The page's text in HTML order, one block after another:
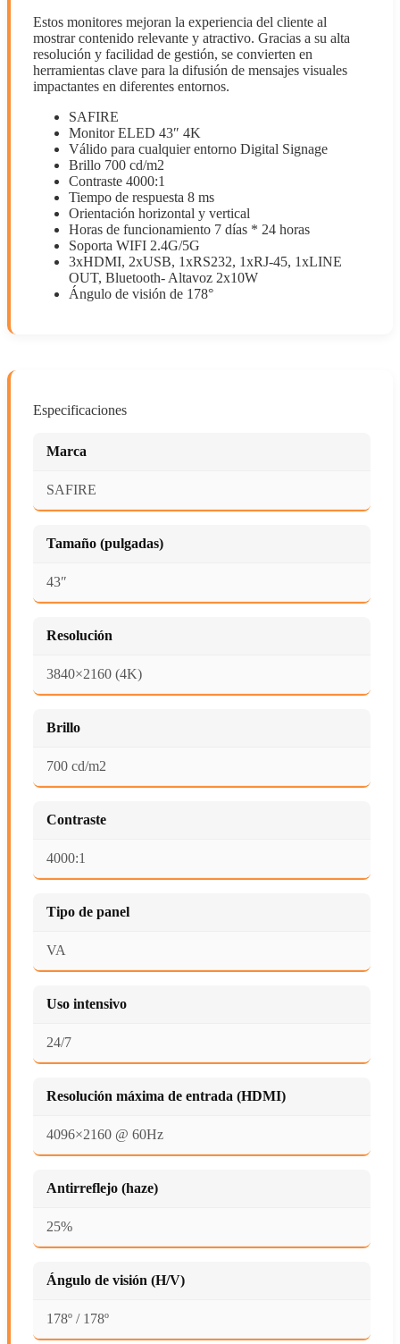
Estos monitores mejoran la experiencia del cliente al
mostrar contenido relevante y atractivo. Gracias a su alta
resolución y facilidad de gestión, se convierten en
herramientas clave para la difusión de mensajes visuales
impactantes en diferentes entornos.
SAFIRE
Monitor ELED 43″ 4K
Válido para cualquier entorno Digital Signage
Brillo 700 cd/m2
Contraste 4000:1
Tiempo de respuesta 8 ms
Orientación horizontal y vertical
Horas de funcionamiento 7 días * 24 horas
Soporta WIFI 2.4G/5G
3xHDMI, 2xUSB, 1xRS232, 1xRJ-45, 1xLINE
OUT, Bluetooth- Altavoz 2x10W
Ángulo de visión de 178°
Especificaciones
Marca
SAFIRE
Tamaño (pulgadas)
43″
Resolución
3840×2160 (4K)
Brillo
700 cd/m2
Contraste
4000:1
Tipo de panel
VA
Uso intensivo
24/7
Resolución máxima de entrada (HDMI)
4096×2160 @ 60Hz
Antirreflejo (haze)
25%
Ángulo de visión (H/V)
178º / 178º